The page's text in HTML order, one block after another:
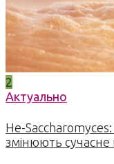
2
Актуально
Не-Saccharomyces:
змінюють сучасне